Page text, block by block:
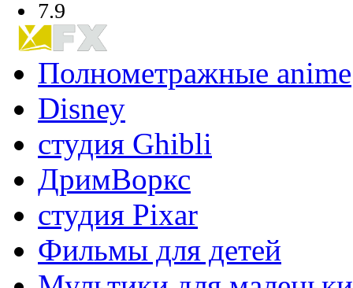
7.9
Полнометражные anime
Disney
студия Ghibli
ДримВоркс
студия Pixar
Фильмы для детей